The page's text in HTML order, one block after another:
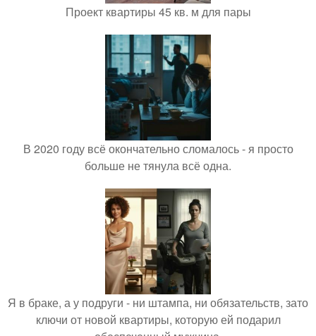
Проект квартиры 45 кв. м для пары
В 2020 году всё окончательно сломалось - я просто
больше не тянула всё одна.
Я в браке, а у подруги - ни штампа, ни обязательств, зато
ключи от новой квартиры, которую ей подарил